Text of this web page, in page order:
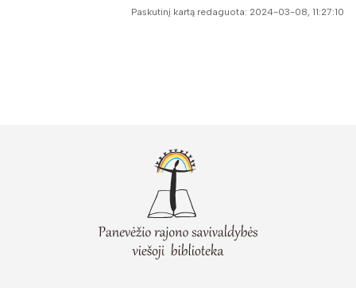
Paskutinį kartą redaguota: 2024-03-08, 11:27:10